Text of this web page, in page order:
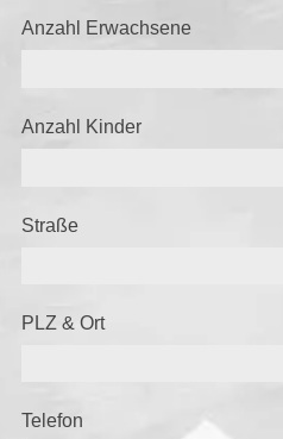
Anzahl Erwachsene
Anzahl Kinder
Straße
PLZ & Ort
Telefon